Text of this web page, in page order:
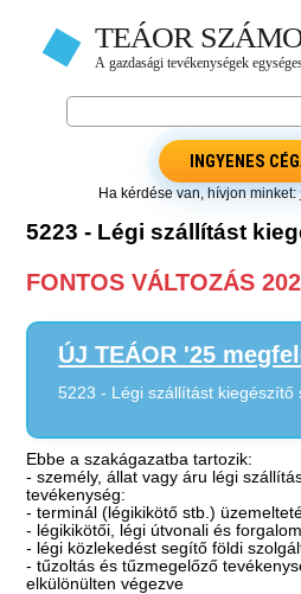
INGYENES
Ha kérdése van, hívjon minket:
5223 - Légi szállítást
FONTOS VÁLTOZÁS
ÚJ TEÁOR '25
5223 - Légi szállítást kiegészítő
Ebbe a szakágazatba tartozik:
- személy, állat vagy áru légi
tevékenység:
- terminál (légikikötő stb.)
- légikikötői, légi útvonali és
- légi közlekedést segítő földi
- tűzoltás és tűzmegelőző
elkülönülten végezve